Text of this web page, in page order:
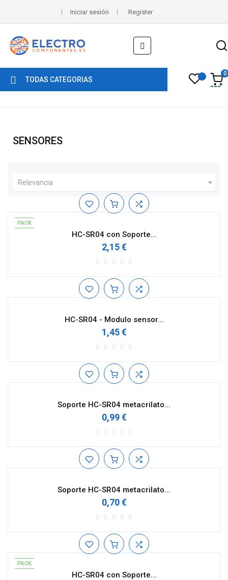
Iniciar sesión Register
Navegación
de
palanca
☰
TODAS CATEGORIAS
0
SENSORES
Relevancia 
PACK
HC-SR04 con Soporte...
2,15 €
HC-SR04 - Modulo sensor...
1,45 €
Soporte HC-SR04 metacrilato...
0,99 €
Soporte HC-SR04 metacrilato...
0,70 €
PACK
HC-SR04 con Soporte...